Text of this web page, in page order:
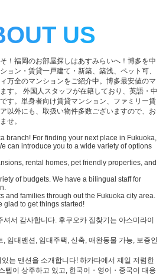
US
！福岡のお部屋探しはあすみらいへ！博多を中
ョン・賃貸一戸建て・新築、築浅、ペット可、
万全のマンションをご紹介中。博多最安値のマ
す。 外国人スタッフが在籍しており、英語・中
す。単身者向け賃貸マンション、ファミリー賃
以外にも、取扱い物件多数ございますので、お
せ。
branch! For finding your next place in Fukuoka,
can introduce you to a wide variety of options
rental homes, pet friendly properties, and
of budgets. We have a bilingual staff for
and families through out the Fukuoka city area.
glad to get things started!
서 감사합니다. 후쿠오카 집찾기는 아스미라이
임대맨션, 임대주택, 신축, 애완동물 가능, 보증인
는 맨션을 소개합니다! 하카타에서 제일 저렴한
텝이 상주하고 있고, 한국어・영어・중국어 대응